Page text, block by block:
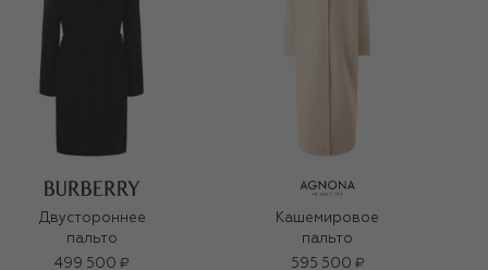
Двустороннее
пальто
499 500 ₽
Кашемировое
пальто
595 500 ₽